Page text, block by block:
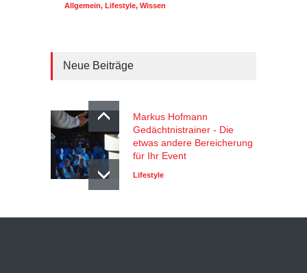
Allgemein, Lifestyle, Wissen
Neue Beiträge
Markus Hofmann
Gedächtnistrainer - Die
etwas andere Bereicherung
für Ihr Event
Lifestyle